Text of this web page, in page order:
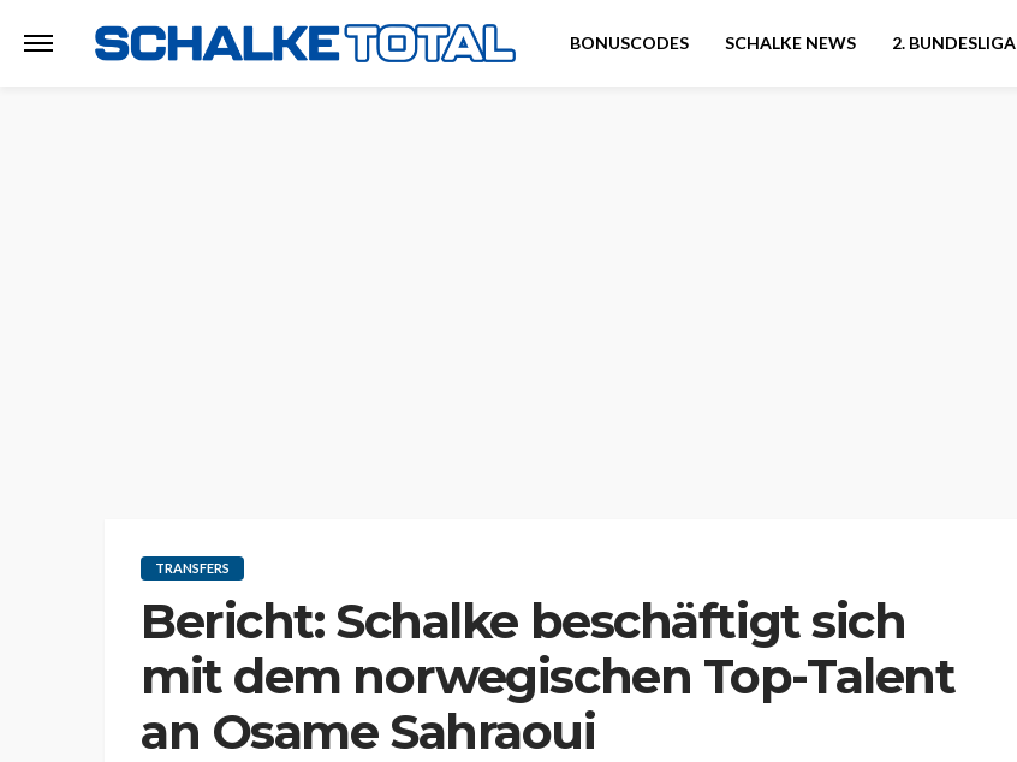
BONUSCODES SCHALKE NEWS 2. BUNDESLIGA
TRANSFERS
Bericht: Schalke beschäftigt sich
mit dem norwegischen Top-Talent
an Osame Sahraoui